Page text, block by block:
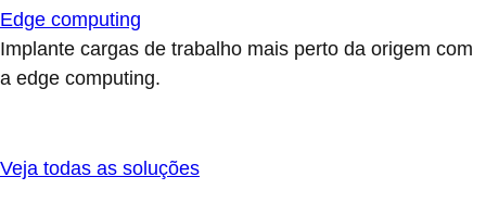
Edge computing
Implante cargas de trabalho mais perto da origem com
a edge computing.
Veja todas as soluções